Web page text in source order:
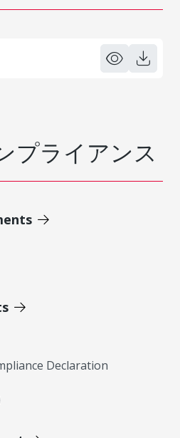
プライアンス
Declaration